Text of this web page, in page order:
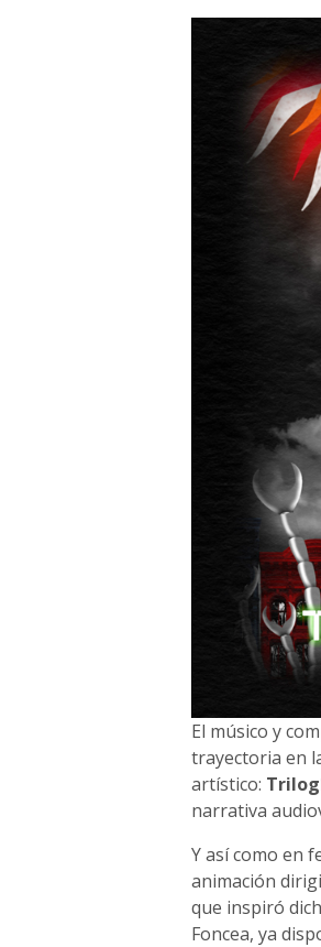
El músico y
trayectoria en
artístico:
narrativa
Y así como en
animación
que inspiró
Foncea, ya